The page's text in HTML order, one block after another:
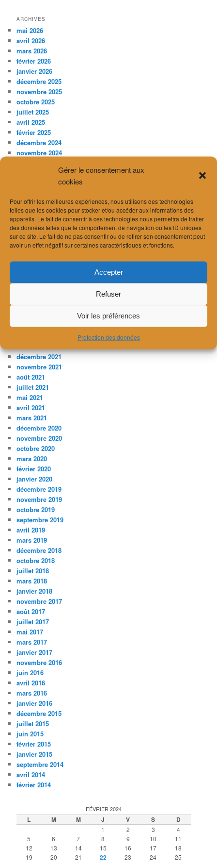
Gérer le consentement aux
cookies
Pour offrir les meilleures expériences, nous utilisons des technologies
telles que les cookies pour stocker et/ou accéder aux informations des
appareils. Le fait de consentir à ces technologies nous permettra de traiter
des données telles que le comportement de navigation ou les ID uniques
sur ce site. Le fait de ne pas consentir ou de retirer son consentement peut
avoir un effet négatif sur certaines caractéristiques et fonctions.
Accepter
Refuser
Voir les préférences
Protection des données
ARCHIVES
mai 2026
avril 2026
mars 2026
février 2026
janvier 2026
décembre 2025
novembre 2025
octobre 2025
juillet 2025
avril 2025
février 2025
décembre 2024
novembre 2024
avril 2024
mars 2024
février 2024
janvier 2024
décembre 2023
juillet 2023
février 2023
décembre 2022
août 2022
décembre 2021
novembre 2021
août 2021
juillet 2021
mai 2021
avril 2021
mars 2021
décembre 2020
novembre 2020
octobre 2020
mars 2020
février 2020
janvier 2020
décembre 2019
novembre 2019
octobre 2019
septembre 2019
avril 2019
mars 2019
décembre 2018
octobre 2018
juillet 2018
mars 2018
janvier 2018
novembre 2017
août 2017
juillet 2017
mai 2017
mars 2017
janvier 2017
novembre 2016
juin 2016
avril 2016
mars 2016
janvier 2016
décembre 2015
juillet 2015
juin 2015
février 2015
janvier 2015
septembre 2014
avril 2014
février 2014
FÉVRIER 2024
L M M J V S D
1 2 3
4
5
6 7 8 9 10
11
12
13 14 15 16 17
18
19
20 21 22 23 24
25